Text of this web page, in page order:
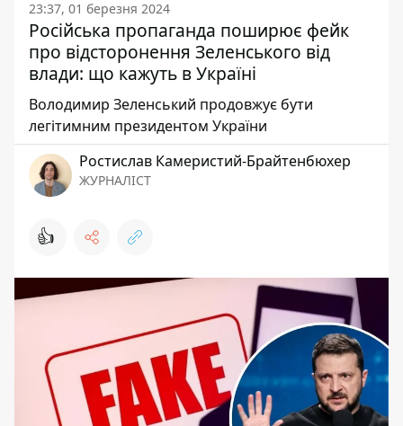
23:37, 01 березня 2024
Російська пропаганда поширює фейк
про відсторонення Зеленського від
влади: що кажуть в Україні
Володимир Зеленський продовжує бути
легітимним президентом України
Ростислав Камеристий-Брайтенбюхер
ЖУРНАЛІСТ
👍